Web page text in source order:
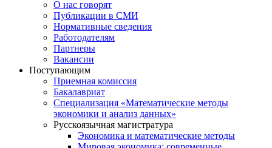
О нас говорят
Публикации в СМИ
Нормативные сведения
Работодателям
Партнеры
Вакансии
Поступающим
Приемная комиссия
Бакалавриат
Специализация «Математические методы
экономики и анализ данных»
Русскоязычная магистратура
Экономика и математические методы